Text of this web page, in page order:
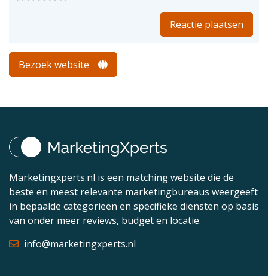
Bezoek website
Marketingxperts.nl is een matching website die de
beste en meest relevante marketingbureaus weergeeft
in bepaalde categorieën en specifieke diensten op basis
van onder meer reviews, budget en locatie.
info@marketingxperts.nl